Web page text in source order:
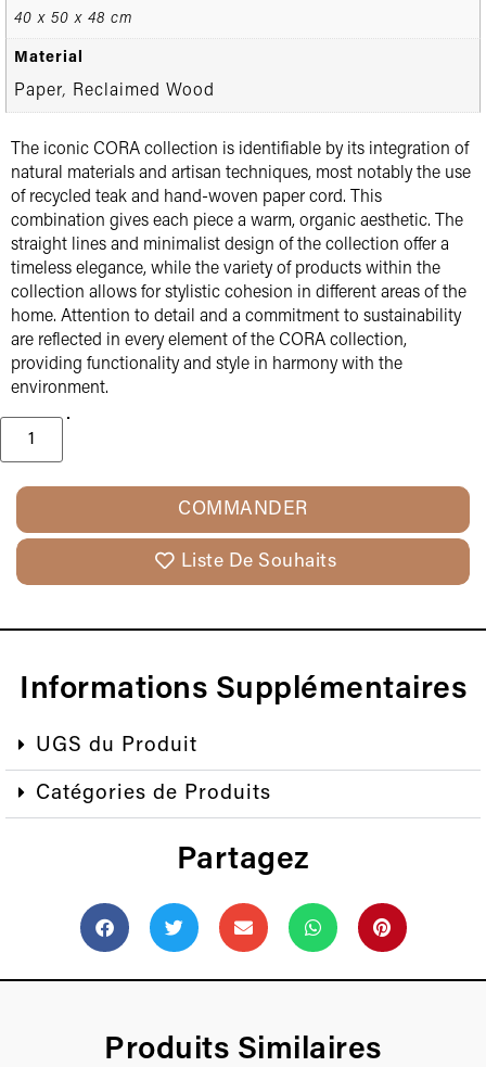
40 x 50 x 48 cm
Material
Paper, Reclaimed Wood
The iconic CORA collection is identifiable by its integration of
natural materials and artisan techniques, most notably the use
of recycled teak and hand-woven paper cord. This
combination gives each piece a warm, organic aesthetic. The
straight lines and minimalist design of the collection offer a
timeless elegance, while the variety of products within the
collection allows for stylistic cohesion in different areas of the
home. Attention to detail and a commitment to sustainability
are reflected in every element of the CORA collection,
providing functionality and style in harmony with the
environment.
COMMANDER
Liste De Souhaits
Informations Supplémentaires
UGS du Produit
Catégories de Produits
Partagez
Produits Similaires